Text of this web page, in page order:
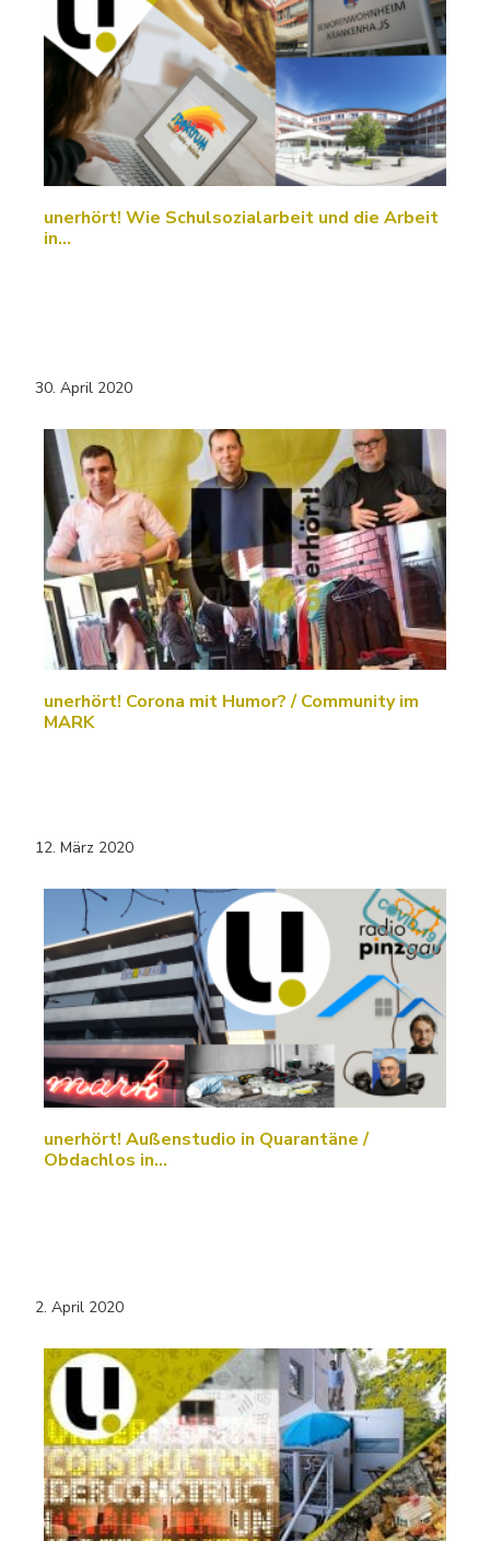
unerhört! Wie Schulsozialarbeit und die Arbeit
in…
30. April 2020
unerhört! Corona mit Humor? / Community im
MARK
12. März 2020
unerhört! Außenstudio in Quarantäne /
Obdachlos in…
2. April 2020